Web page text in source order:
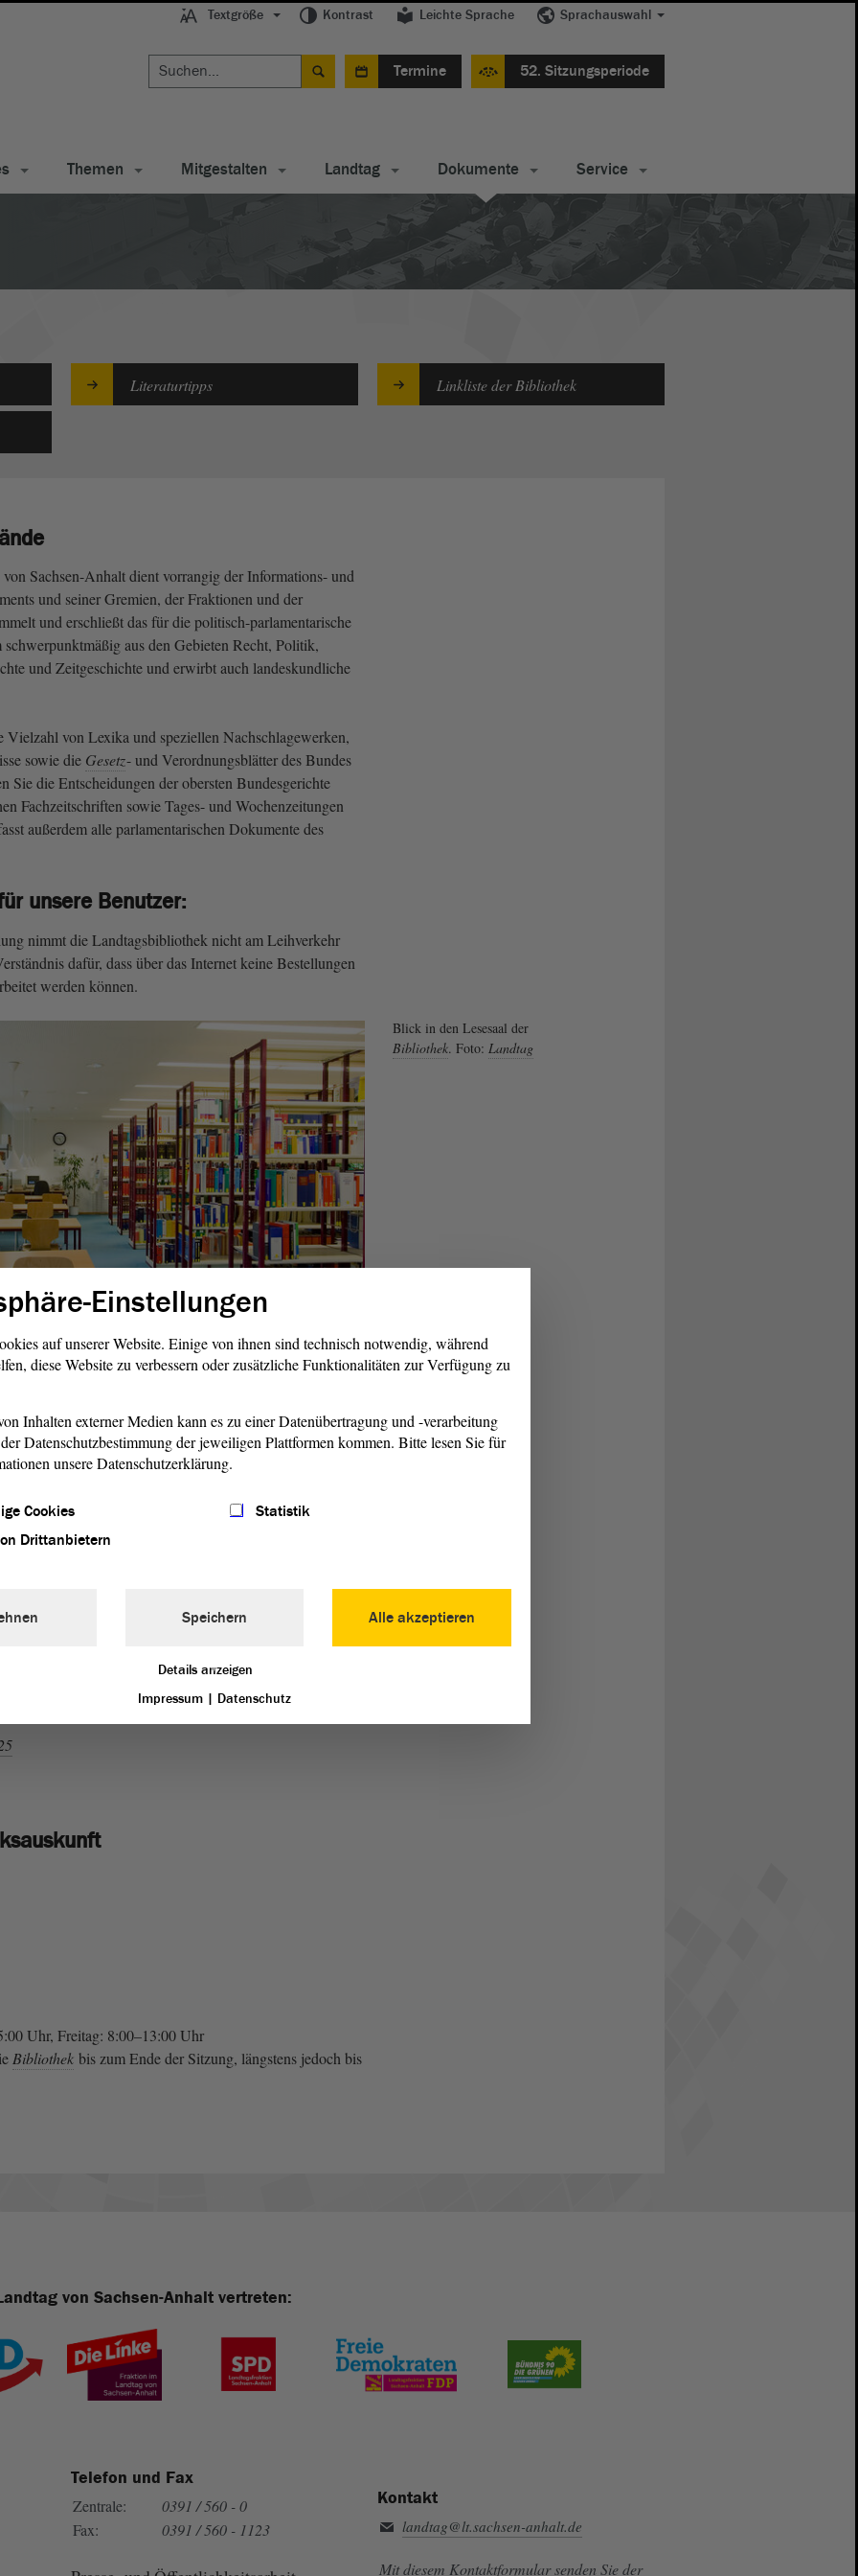
Textgröße Kontrast Leichte Sprache Sprachauswahl
Termine 52. Sitzungsperiode
Themen Mitgestalten Landtag Dokumente Service
Literaturtipps Linkliste der Bibliothek
von Sachsen-Anhalt dient vorrangig der Informations- und
und seiner Gremien, der Fraktionen und der
und erschließt das für die politisch-parlamentarische
aus den Gebieten Recht, Politik,
und Zeitgeschichte und erwirbt auch landeskundliche
Vielzahl von Lexika und speziellen Nachschlagewerken,
sowie die Gesetz- und Verordnungsblätter des Bundes
Sie die Entscheidungen der obersten Bundesgerichte
Fachzeitschriften sowie Tages- und Wochenzeitungen
außerdem alle parlamentarischen Dokumente des
unsere Benutzer:
nimmt die Landtagsbibliothek nicht am Leihverkehr
dafür, dass über das Internet keine Bestellungen
werden können.
Blick in den Lesesaal der
Bibliothek. Foto: Landtag
und Zeitschriftenbestand auch anderer Bibliotheken
Datenbanken und im Internet
Urteilen und Aufsätzen
Arbeit und die
des Bundes und der Länder
Uhr, Freitag: 8:00–13:00 Uhr
Bibliothek bis zum Ende der Sitzung, längstens jedoch bis
von Sachsen-Anhalt vertreten:
Telefon und Fax
Zentrale:
0391 / 560 - 0
Fax:
0391 / 560 - 1123
Kontakt
landtag@lt.sachsen-anhalt.de
Mit diesem Kontaktformular senden Sie der
Einstellungen
auf unserer Website. Einige von ihnen sind technisch notwendig, während
diese Website zu verbessern oder zusätzliche Funktionalitäten zur Verfügung zu
Inhalten externer Medien kann es zu einer Datenübertragung und -verarbeitung
Datenschutzbestimmung der jeweiligen Plattformen kommen. Bitte lesen Sie für
unsere Datenschutzerklärung.
Cookies
Statistik
Drittanbietern
Alle akzeptieren
Speichern
Details anzeigen
Impressum | Datenschutz